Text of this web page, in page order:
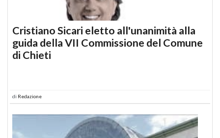
Cristiano Sicari eletto all'unanimità alla
guida della VII Commissione del Comune
di Chieti
di Redazione